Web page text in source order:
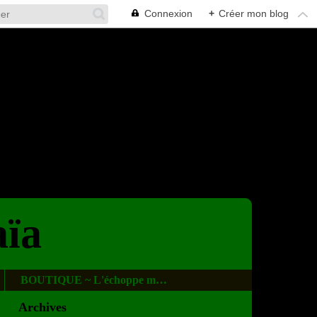
Connexion + Créer mon blog
BOUTIQUE ~ L'échoppe magique
Archives